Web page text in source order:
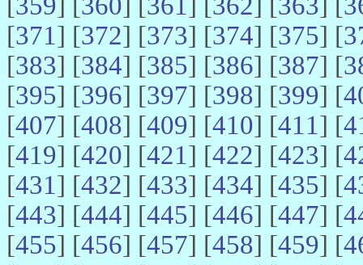
[371] [372] [373] [374] [375] [
[383] [384] [385] [386] [387] [
[395] [396] [397] [398] [399] [
[407] [408] [409] [410] [411] [
[419] [420] [421] [422] [423] [
[431] [432] [433] [434] [435] [
[443] [444] [445] [446] [447] [
[455] [456] [457] [458] [459] [